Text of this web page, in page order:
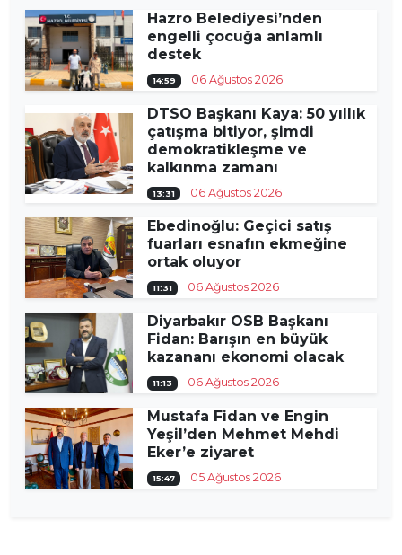
Hazro Belediyesi’nden
engelli çocuğa anlamlı
destek
14:59 06 Ağustos 2026
DTSO Başkanı Kaya: 50 yıllık
çatışma bitiyor, şimdi
demokratikleşme ve
kalkınma zamanı
13:31 06 Ağustos 2026
Ebedinoğlu: Geçici satış
fuarları esnafın ekmeğine
ortak oluyor
11:31 06 Ağustos 2026
Diyarbakır OSB Başkanı
Fidan: Barışın en büyük
kazananı ekonomi olacak
11:13 06 Ağustos 2026
Mustafa Fidan ve Engin
Yeşil’den Mehmet Mehdi
Eker’e ziyaret
15:47 05 Ağustos 2026